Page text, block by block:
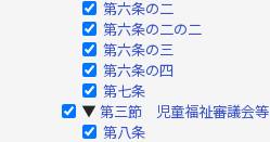
第六条の二
第六条の二の二
第六条の三
第六条の四
第七条
▶ 第三節 児童福祉審議会等
第八条